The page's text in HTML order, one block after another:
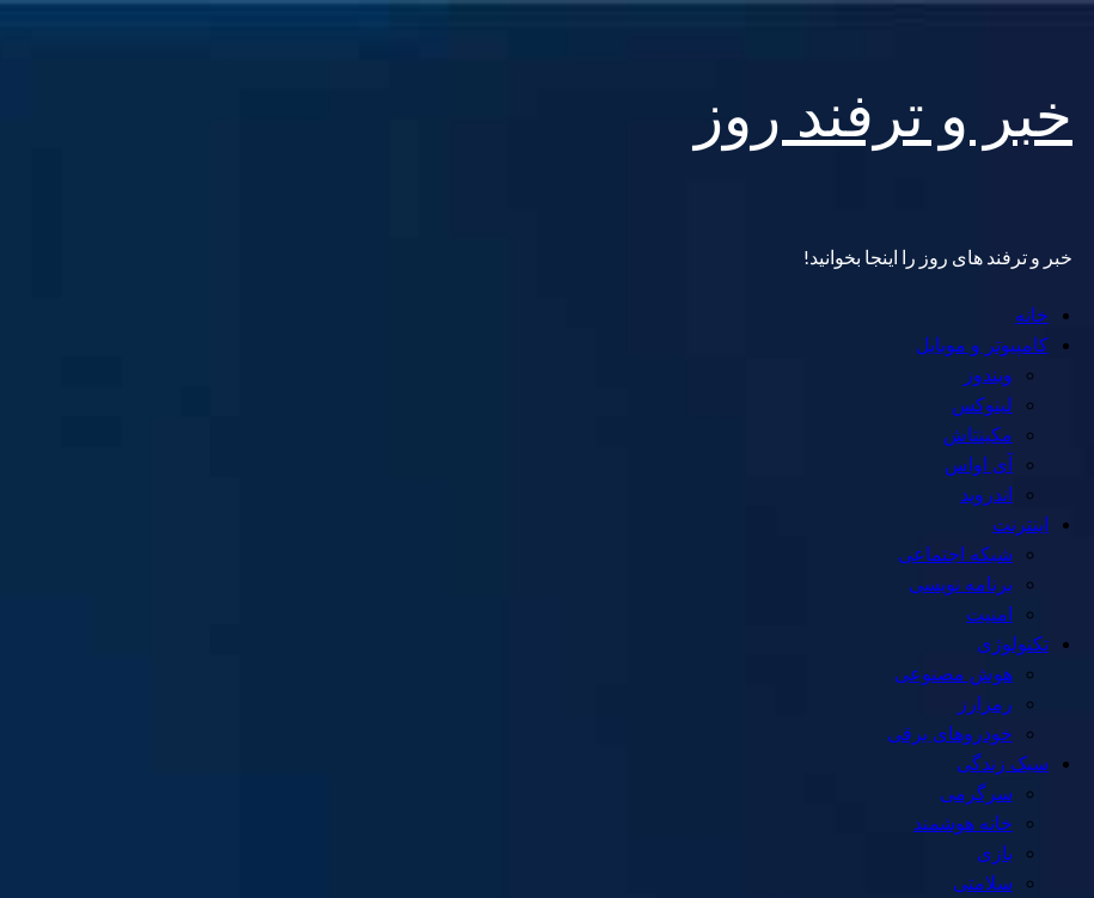
content
خبر و ترفند روز
خبر و ترفند های روز را اینجا بخوانید!
Primary
Menu
خانه
کامپیوتر و موبایل
ویندوز
لینوکس
مکینتاش
آی اواس
اندروید
اینترنت
شبکه اجتماعی
برنامه نویسی
امنیت
تکنولوژی
هوش مصنوعی
رمزارز
خودروهای برقی
سبک زندگی
سرگرمی
خانه هوشمند
بازی
سلامتی